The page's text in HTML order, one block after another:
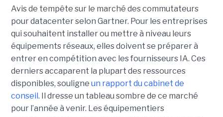
Avis de tempête sur le marché des commutateurs
pour datacenter selon Gartner. Pour les entreprises
qui souhaitent installer ou mettre à niveau leurs
équipements réseaux, elles doivent se préparer à
entrer en compétition avec les fournisseurs IA. Ces
derniers accaparent la plupart des ressources
disponibles, souligne un rapport du cabinet de
conseil. Il dresse un tableau sombre de ce marché
pour l’année à venir. Les équipementiers